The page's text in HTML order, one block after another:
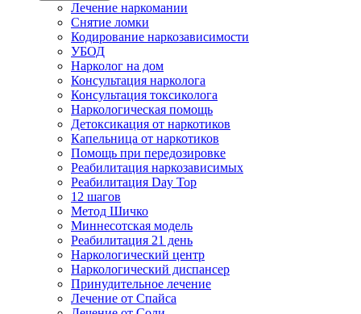
Лечение наркомании
Снятие ломки
Кодирование наркозависимости
УБОД
Нарколог на дом
Консультация нарколога
Консультация токсиколога
Наркологическая помощь
Детоксикация от наркотиков
Капельница от наркотиков
Помощь при передозировке
Реабилитация наркозависимых
Реабилитация Day Top
12 шагов
Метод Шичко
Миннесотская модель
Реабилитация 21 день
Наркологический центр
Наркологический диспансер
Принудительное лечение
Лечение от Спайса